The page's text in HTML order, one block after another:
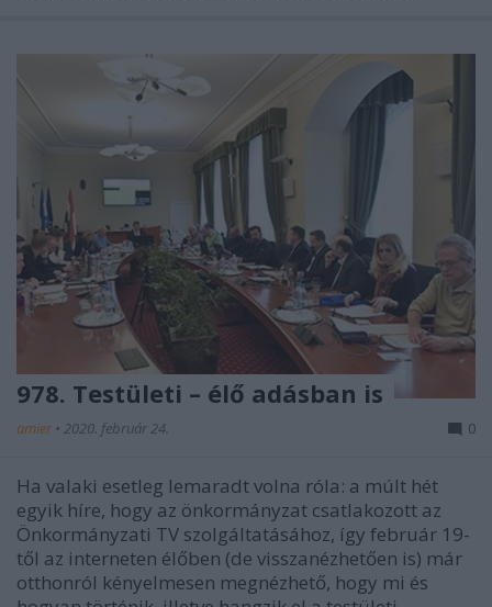
978. Testületi – élő adásban is
amier • 2020. február 24. 0
Ha valaki esetleg lemaradt volna róla: a múlt hét
egyik híre, hogy az önkormányzat csatlakozott az
Önkormányzati TV szolgáltatásához, így február 19-
től az interneten élőben (de visszanézhetően is) már
otthonról kényelmesen megnézhető, hogy mi és